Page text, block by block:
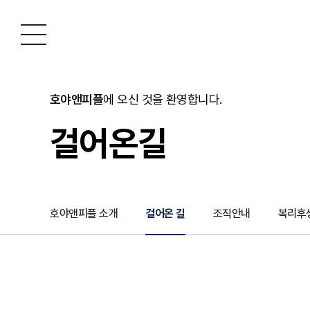
호야앤피플에 오신 것을 환영합니다.
걸어온길
호야앤피플 소개 걸어온 길 조직안내 복리후